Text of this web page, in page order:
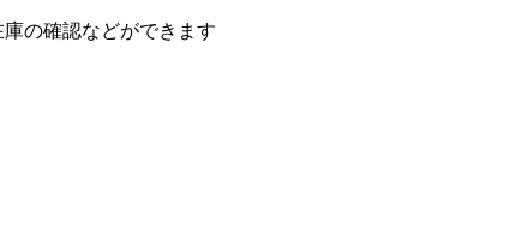
の確認などができます